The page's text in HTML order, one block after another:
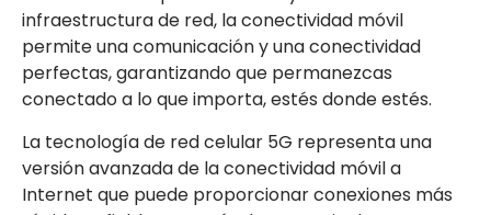
infraestructura de red, la conectividad móvil
permite una comunicación y una conectividad
perfectas, garantizando que permanezcas
conectado a lo que importa, estés donde estés.
La tecnología de red celular 5G representa una
versión avanzada de la conectividad móvil a
Internet que puede proporcionar conexiones más